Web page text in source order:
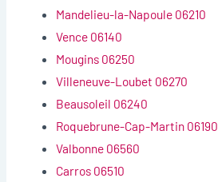
Mandelieu-la-Napoule 06210
Vence 06140
Mougins 06250
Villeneuve-Loubet 06270
Beausoleil 06240
Roquebrune-Cap-Martin 06190
Valbonne 06560
Carros 06510